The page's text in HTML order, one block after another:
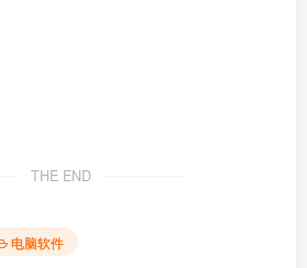
THE END
电脑软件